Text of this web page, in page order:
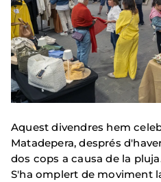
Aquest divendres hem
Matadepera, després
dos cops a causa de la
S'ha omplert de moviment